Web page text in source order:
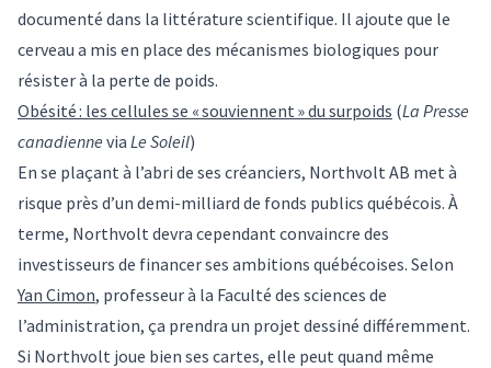
documenté dans la littérature scientifique. Il ajoute que le
cerveau a mis en place des mécanismes biologiques pour
résister à la perte de poids.
Obésité : les cellules se « souviennent » du surpoids (La Presse
canadienne via Le Soleil)
En se plaçant à l’abri de ses créanciers, Northvolt AB met à
risque près d’un demi-milliard de fonds publics québécois. À
terme, Northvolt devra cependant convaincre des
investisseurs de financer ses ambitions québécoises. Selon
Yan Cimon, professeur à la Faculté des sciences de
l’administration, ça prendra un projet dessiné différemment.
Si Northvolt joue bien ses cartes, elle peut quand même